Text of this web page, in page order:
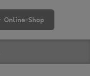
Online-Shop